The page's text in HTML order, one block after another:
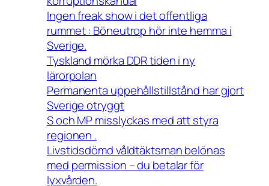
Ingen freak show i det offentliga
rummet : Böneutrop hör inte hemma i
Sverige.
Tyskland mörka DDR tiden i ny
lärorpolan
Permanenta uppehållstillstånd har gjort
Sverige otryggt
S och MP misslyckas med att styra
regionen .
Livstidsdömd våldtäktsman belönas
med permission – du betalar för
lyxvården.